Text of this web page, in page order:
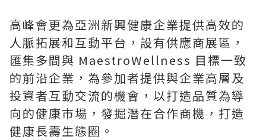
高峰會更為亞洲新興健康企業提供高效的
人脈拓展和互動平台，設有供應商展區，
匯集多間與 MaestroWellness 目標一致
的前沿企業，為參加者提供與企業高層及
投資者互動交流的機會，以打造品質為導
向的健康市場，發掘潛在合作商機，打造
健康長壽生態圈。